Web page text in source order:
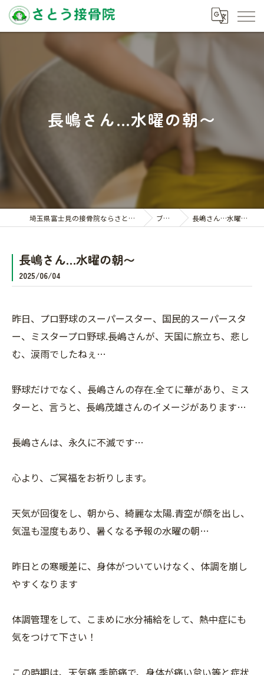
長嶋さん…水曜の朝〜
埼玉県富士見の接骨院ならさとう接骨院 ブログ 長嶋さん…水曜の朝〜
長嶋さん…水曜の朝〜
2025/06/04
昨日、プロ野球のスーパースター、国民的スーパースタ
ー、ミスタープロ野球.長嶋さんが、天国に旅立ち、悲し
む、涙雨でしたねぇ…
野球だけでなく、長嶋さんの存在.全てに華があり、ミス
ターと、言うと、長嶋茂雄さんのイメージがあります…
長嶋さんは、永久に不滅です…
心より、ご冥福をお祈りします。
天気が回復をし、朝から、綺麗な太陽.青空が顔を出し、
気温も湿度もあり、暑くなる予報の水曜の朝…
昨日との寒暖差に、身体がついていけなく、体調を崩し
やすくなります
体調管理をして、こまめに水分補給をして、熱中症にも
気をつけて下さい！
この時期は、天気痛.季節痛で、身体が痛い怠い等と症状